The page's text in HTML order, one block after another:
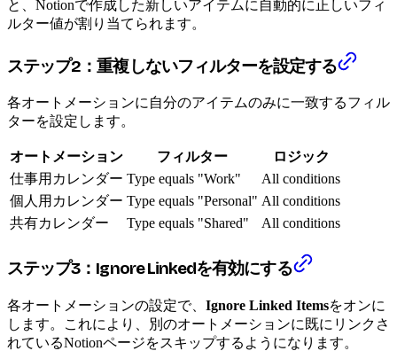
と、Notionで作成した新しいアイテムに自動的に正しいフィ
ルター値が割り当てられます。
ステップ2：重複しないフィルターを設定する
各オートメーションに自分のアイテムのみに一致するフィル
ターを設定します。
オートメーション フィルター
ロジック
仕事用カレンダー Type equals "Work"
All conditions
個人用カレンダー Type equals "Personal" All conditions
共有カレンダー
Type equals "Shared" All conditions
ステップ3：Ignore Linkedを有効にする
各オートメーションの設定で、 Ignore Linked Itemsをオンに
します。これにより、別のオートメーションに既にリンクさ
れているNotionページをスキップするようになります。